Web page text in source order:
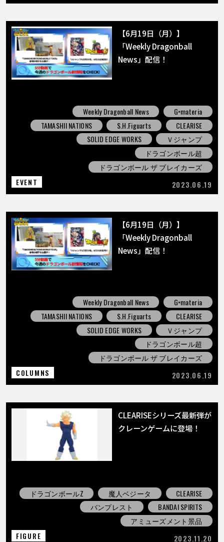
【6月19日（月）】
「Weekly Dragonball
News」配信！
Weekly Dragonball News
G×materia
TAMASHII NATIONS
S.H.Figuarts
CLEARISE
SOLID EDGE WORKS
Ｖジャンプ
ドラゴンボール超
ドラゴンボール ザ ブレイカーズ
EVENT
2023.06.19
【6月19日（月）】
「Weekly Dragonball
News」配信！
Weekly Dragonball News
G×materia
TAMASHII NATIONS
S.H.Figuarts
CLEARISE
SOLID EDGE WORKS
Ｖジャンプ
ドラゴンボール超
ドラゴンボール ザ ブレイカーズ
COLUMNS
2023.06.19
CLEARISEシリーズ最新弾が
クレーンゲームに登場！
ドラゴンボールZ 魔人ベジータ
CLEARISE
バンプレスト
BANDAI SPIRITS
アミューズメント景品
FIGURE
2023.11.20